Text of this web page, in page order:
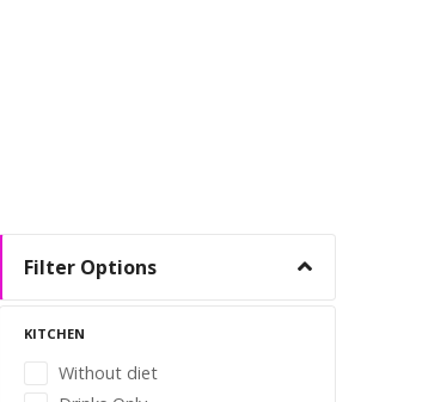
Filter Options
KITCHEN
Without diet